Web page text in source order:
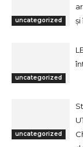
uncategorized
și
uncategorized
uncategorized